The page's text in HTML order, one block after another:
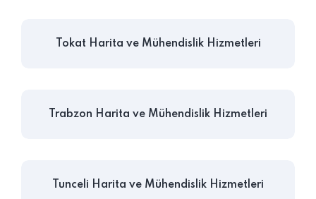
Tokat Harita ve Mühendislik Hizmetleri
Trabzon Harita ve Mühendislik Hizmetleri
Tunceli Harita ve Mühendislik Hizmetleri